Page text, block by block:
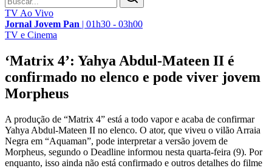
TV Ao Vivo
Jornal Jovem Pan | 01h30 - 03h00
TV e Cinema
‘Matrix 4’: Yahya Abdul-Mateen II é
confirmado no elenco e pode viver jovem
Morpheus
A produção de “Matrix 4” está a todo vapor e acaba de confirmar
Yahya Abdul-Mateen II no elenco. O ator, que viveu o vilão Arraia
Negra em “Aquaman”, pode interpretar a versão jovem de
Morpheus, segundo o Deadline informou nesta quarta-feira (9). Por
enquanto, isso ainda não está confirmado e outros detalhes do filme